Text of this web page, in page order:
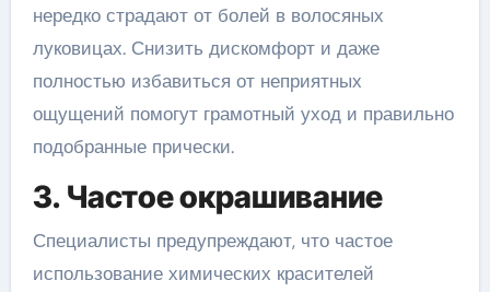
нередко страдают от болей в волосяных
луковицах. Снизить дискомфорт и даже
полностью избавиться от неприятных
ощущений помогут грамотный уход и правильно
подобранные прически.
3. Частое окрашивание
Специалисты предупреждают, что частое
использование химических красителей